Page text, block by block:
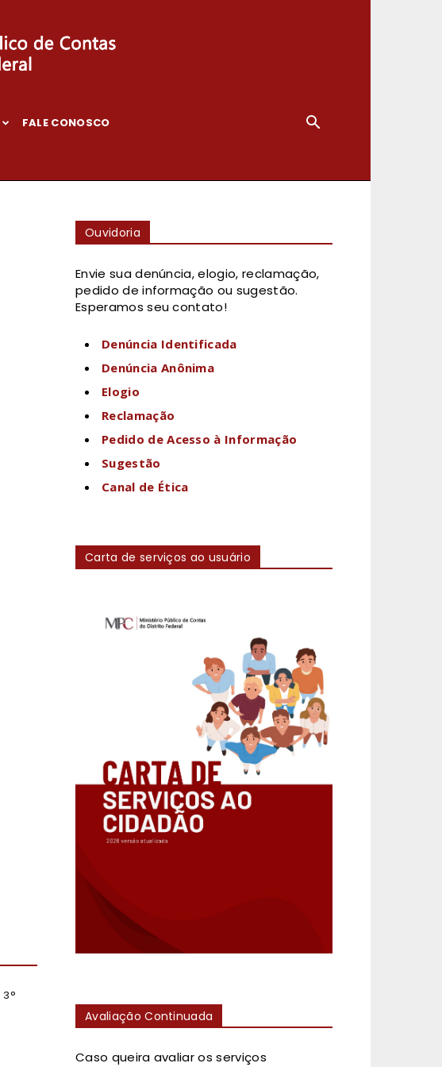
FALE CONOSCO
Ouvidoria
Envie sua denúncia, elogio, reclamação,
pedido de informação ou sugestão.
Esperamos seu contato!
Denúncia Identificada
Denúncia Anônima
Elogio
Reclamação
Pedido de Acesso à Informação
Sugestão
Canal de Ética
Carta de serviços ao usuário
Avaliação Continuada
Caso queira avaliar os serviços